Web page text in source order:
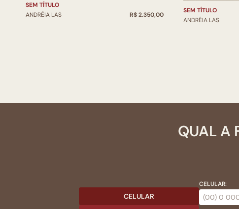
SEM TÍTULO
ANDRÉIA LAS
R$ 2.350,00
SEM TÍTULO
ANDRÉIA LAS
QUAL A
CELULAR
CELULAR: